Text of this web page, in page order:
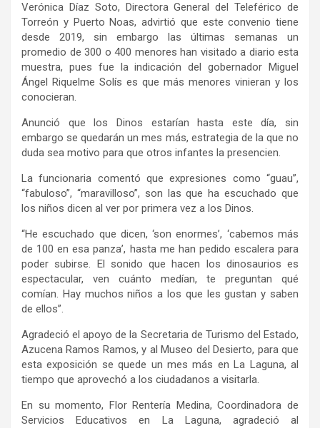
Verónica Díaz Soto, Directora General del Teleférico de
Torreón y Puerto Noas, advirtió que este convenio tiene
desde 2019, sin embargo las últimas semanas un
promedio de 300 o 400 menores han visitado a diario esta
muestra, pues fue la indicación del gobernador Miguel
Ángel Riquelme Solís es que más menores vinieran y los
conocieran.
Anunció que los Dinos estarían hasta este día, sin
embargo se quedarán un mes más, estrategia de la que no
duda sea motivo para que otros infantes la presencien.
La funcionaria comentó que expresiones como “guau”,
“fabuloso”, “maravilloso”, son las que ha escuchado que
los niños dicen al ver por primera vez a los Dinos.
“He escuchado que dicen, ‘son enormes’, ‘cabemos más
de 100 en esa panza’, hasta me han pedido escalera para
poder subirse. El sonido que hacen los dinosaurios es
espectacular, ven cuánto medían, te preguntan qué
comían. Hay muchos niños a los que les gustan y saben
de ellos”.
Agradeció el apoyo de la Secretaria de Turismo del Estado,
Azucena Ramos Ramos, y al Museo del Desierto, para que
esta exposición se quede un mes más en La Laguna, al
tiempo que aprovechó a los ciudadanos a visitarla.
En su momento, Flor Rentería Medina, Coordinadora de
Servicios Educativos en La Laguna, agradeció al